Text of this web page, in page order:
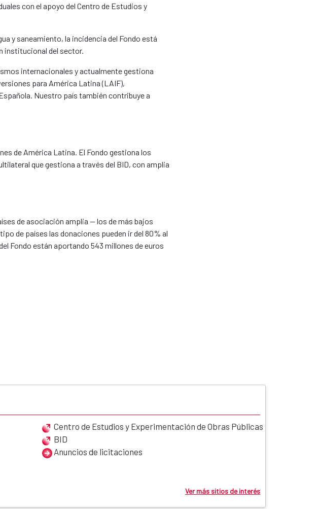
con el apoyo del Centro de Estudios y
y saneamiento, la incidencia del Fondo está
institucional del sector.
internacionales y actualmente gestiona
para América Latina (LAIF),
Nuestro país también contribuye a
de América Latina. El Fondo gestiona los
que gestiona a través del BID, con amplia
de asociación amplia -- los de más bajos
de países las donaciones pueden ir del 80% al
Fondo están aportando 543 millones de euros
Centro de Estudios y Experimentación de Obras Públicas
BID
Anuncios de licitaciones
Ver más sitios de interés